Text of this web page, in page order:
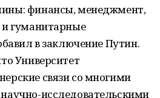
финансы, менеджмент,
и гуманитарные
в заключение Путин.
Университет
связи со многими
исследовательскими